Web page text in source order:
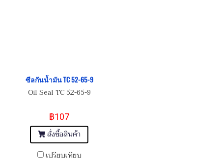
ซีลกันน้ำมัน TC 52-65-9
Oil Seal TC 52-65-9
฿107
สั่งซื้อสินค้า
เปรียบเทียบ